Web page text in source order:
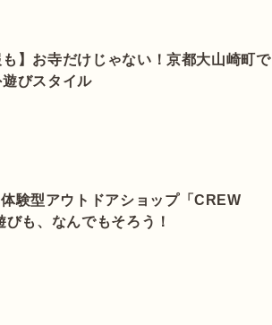
も】お寺だけじゃない！京都大山崎町で
びスタイル
験型アウトドアショップ「CREW
も、なんでもそろう！